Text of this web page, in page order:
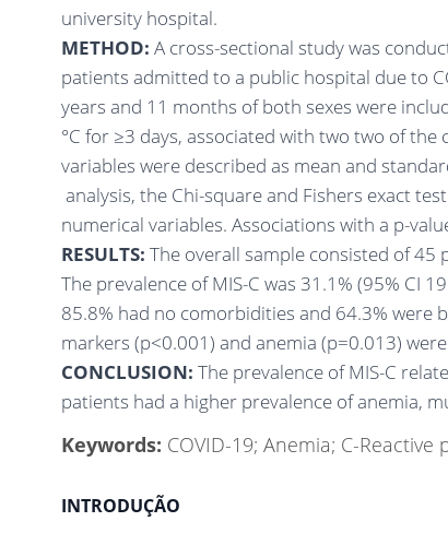
university hospital.
METHOD: A cross-sectional study was
patients admitted to a public hospital due to
years and 11 months of both sexes were
°C for ≥3 days, associated with two two of
variables were described as mean and
analysis, the Chi-square and Fishers exact
numerical variables. Associations with a p-
RESULTS: The overall sample consisted of
The prevalence of MIS-C was 31.1% (95% CI
85.8% had no comorbidities and 64.3%
markers (p<0.001) and anemia (p=0.013)
CONCLUSION: The prevalence of MIS-C
patients had a higher prevalence of anemia,
Keywords: COVID-19; Anemia; C-
INTRODUÇÃO